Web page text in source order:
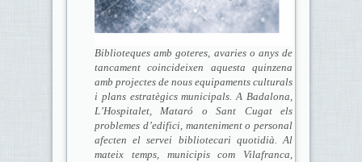
Biblioteques amb goteres, avaries o anys de
tancament coincideixen aquesta quinzena
amb projectes de nous equipaments culturals
i plans estratègics municipals. A Badalona,
L’Hospitalet, Mataró o Sant Cugat els
problemes d’edifici, manteniment o personal
afecten el servei bibliotecari quotidià. Al
mateix temps, municipis com Vilafranca,